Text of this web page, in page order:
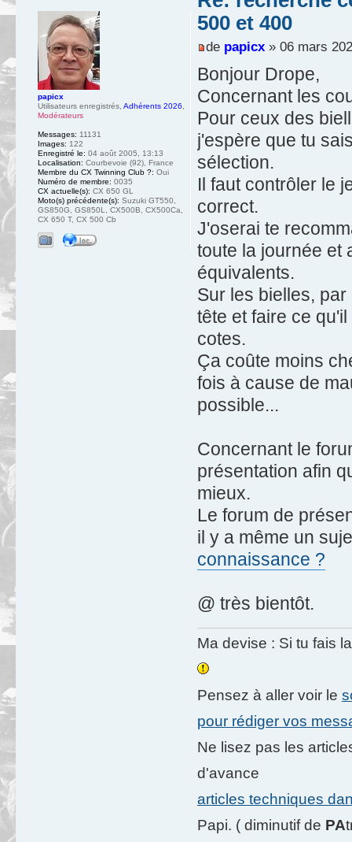
500 et 400
de papicx» 06 mars
Bonjour Drope,
Concernant les
Pour ceux des
j'espère que tu
sélection.
Il faut contrôler le
correct.
J'oserai te
toute la journée et
équivalents.
Sur les bielles,
tête et faire ce
cotes.
Ça coûte moins
fois à cause de
possible...
Concernant le
présentation afin
mieux.
Le forum de
il y a même un
connaissance ?
@ très bientôt.
Ma devise : Si tu fais
Pensez à aller voir le
pour rédiger vos
Ne lisez pas les
d'avance
articles techniques
Papi. ( diminutif de PA
papicx
Utilisateurs enregistrés, Adhérents 2026,
Modérateurs
Messages: 11131
Images: 122
Enregistré le: 04 août 2005, 13:13
Localisation: Courbevoie (92), France
Membre du CX Twinning Club ?: Oui
Numéro de membre: 0035
CX actuelle(s): CX 650 GL
Moto(s) précédente(s): Suzuki GT550,
GS850G, GS850L, CX500B, CX500Ca,
CX 650 T, CX 500 Cb